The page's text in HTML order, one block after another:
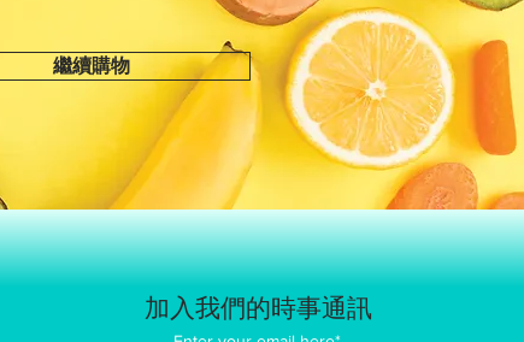
繼續購物
加入我們的時事通訊